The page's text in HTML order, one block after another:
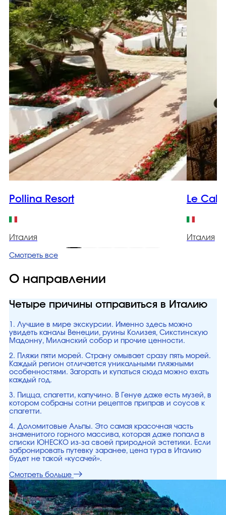
Pollina Resort
Италия
Le
Италия
Смотреть все
О направлении
Четыре причины отправиться в Италию
1. Лучшие в мире экскурсии. Именно здесь можно
увидеть каналы Венеции, руины Колизея, Сикстинскую
Мадонну, Миланский собор и прочие ценности.
2. Пляжи пяти морей. Страну омывает сразу пять морей.
Каждый регион отличается уникальными пляжными
особенностями. Загорать и купаться сюда можно ехать
каждый год.
3. Пицца, спагетти, капучино. В Генуе даже есть музей, в
котором собраны сотни рецептов приправ и соусов к
спагетти.
4. Доломитовые Альпы. Это самая красочная часть
знаменитого горного массива, которая даже попала в
списки ЮНЕСКО из-за своей природной эстетики. Если
забронировать путевку заранее, цена тура в Италию
будет не такой «кусачей».
Смотреть больше